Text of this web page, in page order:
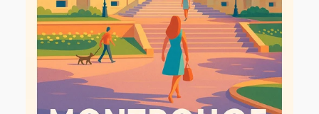
multimédia
en
vedette
dans
la
vue
de
galerie